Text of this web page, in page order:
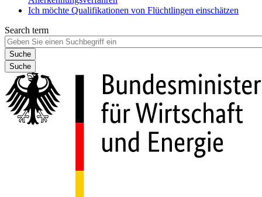
Ich möchte Qualifikationen von Flüchtlingen einschätzen
Search term
Suche